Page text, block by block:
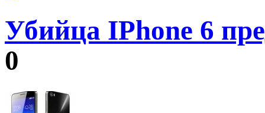
Убийца IPhone 6
0